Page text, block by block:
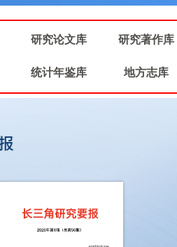
研究论文库 研究著作库
统计年鉴库 地方志库